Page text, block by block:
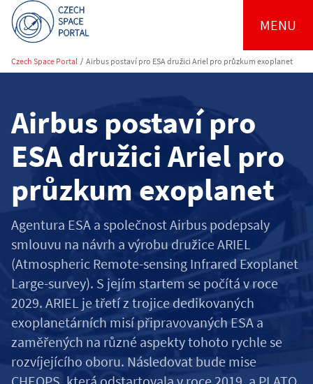
MENU
Czech Space Portal / Airbus postaví pro ESA družici Ariel pro průzkum exoplanet
Airbus postaví pro
ESA družici Ariel pro
průzkum exoplanet
Agentura ESA a společnost Airbus podepsaly
smlouvu na návrh a výrobu družice ARIEL
(Atmospheric Remote-sensing Infrared Exoplanet
Large-survey). S jejím startem se počítá v roce
2029. ARIEL je třetí z trojice dedikovaných
exoplanetárních misí připravovaných ESA a
zaměřených na různé aspekty tohoto rychle se
rozvíjejícího oboru. Následovat bude mise